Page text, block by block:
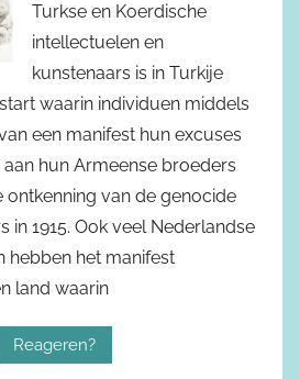
Turkse en Koerdische
intellectuelen en
kunstenaars is in Turkije
waarin individuen middels
een manifest hun excuses
hun Armeense broeders
ontkenning van de genocide
in 1915. Ook veel Nederlandse
hebben het manifest
land waarin
Reageren?